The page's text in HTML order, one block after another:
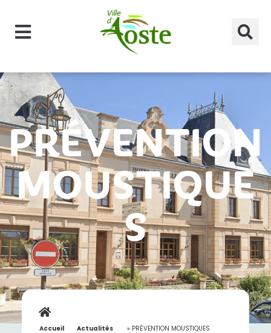
PRÉVENTION
MOUSTIQUE
S
Accueil »
Actualités » PRÉVENTION MOUSTIQUES